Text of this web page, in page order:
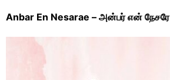
Anbar En Nesarae – அன்பர் என் நேசரே